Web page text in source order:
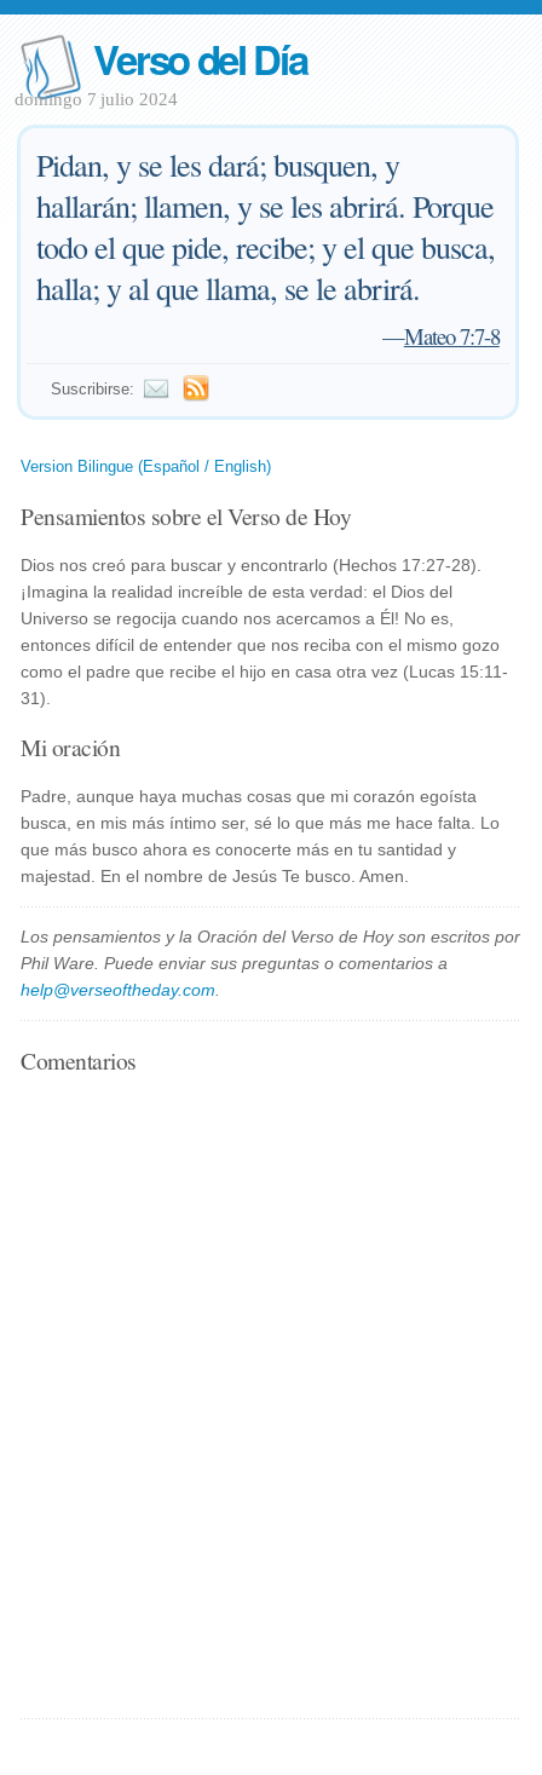
Verso del Día
domingo 7 julio 2024
Pidan, y se les dará; busquen, y
hallarán; llamen, y se les abrirá. Porque
todo el que pide, recibe; y el que busca,
halla; y al que llama, se le abrirá.
—Mateo 7:7-8
Suscribirse:
Version Bilingue (Español / English)
Pensamientos sobre el Verso de Hoy
Dios nos creó para buscar y encontrarlo (Hechos 17:27-28).
¡Imagina la realidad increíble de esta verdad: el Dios del
Universo se regocija cuando nos acercamos a Él! No es,
entonces difícil de entender que nos reciba con el mismo gozo
como el padre que recibe el hijo en casa otra vez (Lucas 15:11-
31).
Mi oración
Padre, aunque haya muchas cosas que mi corazón egoísta
busca, en mis más íntimo ser, sé lo que más me hace falta. Lo
que más busco ahora es conocerte más en tu santidad y
majestad. En el nombre de Jesús Te busco. Amen.
Los pensamientos y la Oración del Verso de Hoy son escritos por
Phil Ware. Puede enviar sus preguntas o comentarios a
help@verseoftheday.com
Comentarios